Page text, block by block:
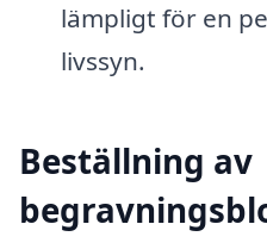
lämpligt för en
livssyn.
Beställning av